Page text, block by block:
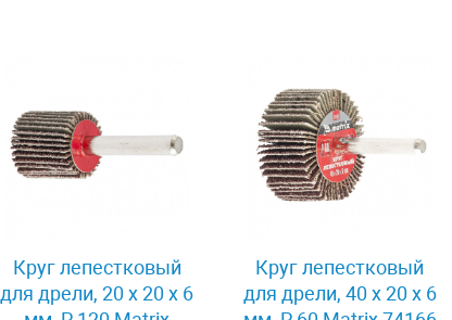
Круг лепестковый
для дрели, 20 х 20 х 6
Круг лепестковый
для дрели, 40 х 20 х 6